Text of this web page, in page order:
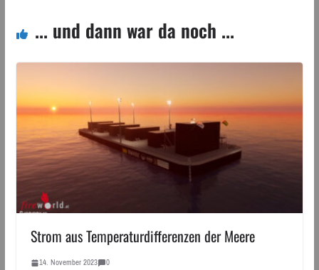
... und dann war da noch ...
Strom aus Temperaturdifferenzen der Meere
14. November 2023 0